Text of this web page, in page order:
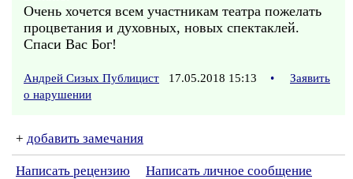
Очень хочется всем участникам театра пожелать
процветания и духовных, новых спектаклей.
Спаси Вас Бог!
Андрей Сизых Публицист 17.05.2018 15:13 •
Заявить
о нарушении
+ добавить замечания
Написать рецензию Написать личное сообщение